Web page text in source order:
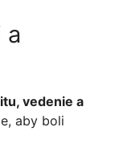
a
vedenie a
aby boli